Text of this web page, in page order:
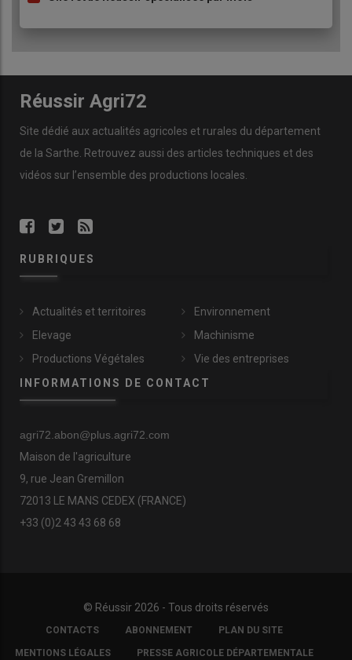
Réussir Agri72
Site dédié aux actualités agricoles et rurales du département
de la Sarthe. Retrouvez aussi des articles techniques et des
vidéos sur l’ensemble des productions locales.
RUBRIQUES
Actualités et territoires
Elevage
Productions Végétales
Environnement
Machinisme
Vie des entreprises
INFORMATIONS DE CONTACT
agri72.abon@plus.agri72.com
Maison de l'agriculture
9, rue Jean Gremillon
72013 LE MANS CEDEX (FRANCE)
+33 (0)2 43 43 68 68
© Réussir 2026 - Tous droits réservés
FOOTER
COPYRIGHT
CONTACTS ABONNEMENT PLAN DU SITE
MENTIONS LÉGALES PRESSE AGRICOLE DÉPARTEMENTALE